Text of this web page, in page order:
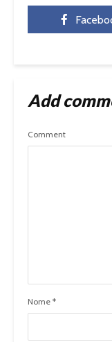
Add
Comment
Nome *